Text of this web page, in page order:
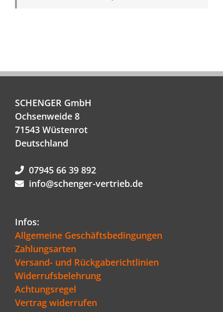
SCHENGER GmbH
Ochsenweide 8
71543 Wüstenrot
Deutschland
07945 66 39 892
info@schenger-vertrieb.de
Infos:
Allgemeine Geschäftsbedingungen
Zahlungsarten
Versand- und Rückgaberichtlinien
Widerrufsbelehrung
Achtungsregel
Vertrag widerrufen